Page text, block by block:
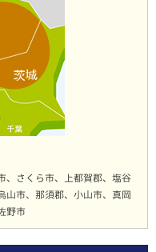
、さくら市、上都賀郡、塩谷
山市、那須郡、小山市、真岡
野市